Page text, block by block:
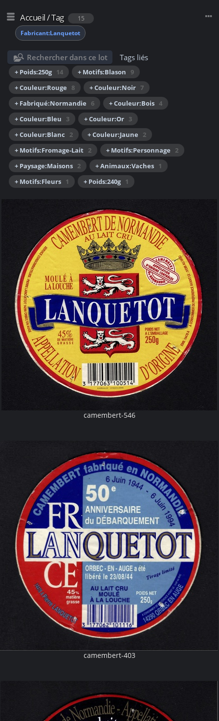
Accueil/Tag
15
Fabricant:Lanquetot
Rechercher dans ce lot Tags liés
+ Poids:250g 14 + Motifs:Blason
9
+ Couleur:Rouge
8 + Couleur:Noir 7
+ Fabriqué:Normandie
6 + Couleur:Bois 4
+ Couleur:Bleu
3 + Couleur:Or 3
+ Couleur:Blanc
2 + Couleur:Jaune
2
+ Motifs:Fromage-Lait 2 + Motifs:Personnage
2
+ Paysage:Maisons 2 + Animaux:Vaches 1
+ Motifs:Fleurs 1 + Poids:240g 1
camembert-546
camembert-403